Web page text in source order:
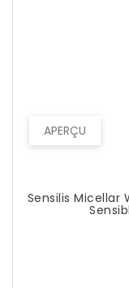
APERÇU
Sensilis Micellar